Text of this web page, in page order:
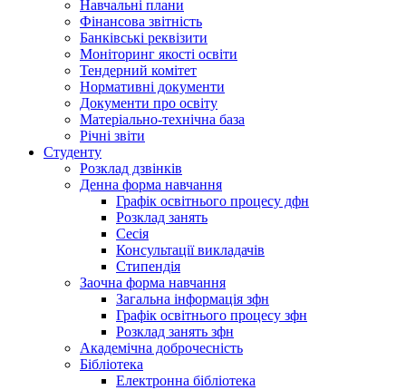
Навчальні плани
Фінансова звітність
Банківські реквізити
Моніторинг якості освіти
Тендерний комітет
Нормативні документи
Документи про освіту
Матеріально-технічна база
Річні звіти
Студенту
Розклад дзвінків
Денна форма навчання
Графік освітнього процесу дфн
Розклад занять
Сесія
Консультації викладачів
Стипендія
Заочна форма навчання
Загальна інформація зфн
Графік освітнього процесу зфн
Розклад занять зфн
Академічна доброчесність
Бібліотека
Електронна бібліотека